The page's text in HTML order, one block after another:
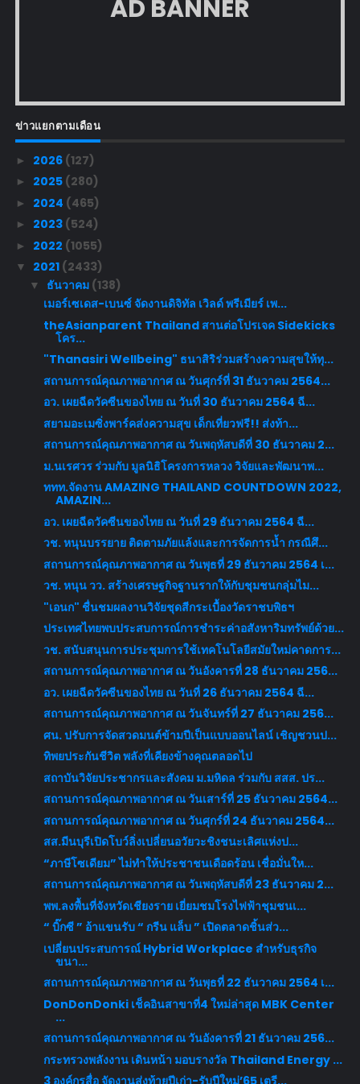
AD BANNER
ข่าวแยกตามเดือน
► 2026 (127)
► 2025 (280)
► 2024 (465)
► 2023 (524)
► 2022 (1055)
▼ 2021 (2433)
▼ ธันวาคม (138)
เมอร์เซเดส-เบนซ์ จัดงานดิจิทัล เวิลด์ พรีเมียร์ เพ...
theAsianparent Thailand สานต่อโปรเจค Sidekicks
โคร...
"Thanasiri Wellbeing" ธนาสิริร่วมสร้างความสุขให้ทุ...
สถานการณ์คุณภาพอากาศ ณ วันศุกร์ที่ 31 ธันวาคม 2564...
อว. เผยฉีดวัคซีนของไทย ณ วันที่ 30 ธันวาคม 2564 ฉี...
สยามอะเมซิ่งพาร์คส่งความสุข เด็กเที่ยวฟรี!! ส่งท้า...
สถานการณ์คุณภาพอากาศ ณ วันพฤหัสบดีที่ 30 ธันวาคม 2...
ม.นเรศวร ร่วมกับ มูลนิธิโครงการหลวง วิจัยและพัฒนาพ...
ททท.จัดงาน AMAZING THAILAND COUNTDOWN 2022,
AMAZIN...
อว. เผยฉีดวัคซีนของไทย ณ วันที่ 29 ธันวาคม 2564 ฉี...
วช. หนุนบรรยาย ติดตามภัยแล้งและการจัดการน้ำ กรณีศึ...
สถานการณ์คุณภาพอากาศ ณ วันพุธที่ 29 ธันวาคม 2564 เ...
วช. หนุน วว. สร้างเศรษฐกิจฐานรากให้กับชุมชนกลุ่มไม...
"เอนก" ชื่นชมผลงานวิจัยชุดสีกระเบื้องวัดราชบพิธฯ
ประเทศไทยพบประสบการณ์การชำระค่าอสังหาริมทรัพย์ด้วย...
วช. สนับสนุนการประชุมการใช้เทคโนโลยีสมัยใหม่คาดการ...
สถานการณ์คุณภาพอากาศ ณ วันอังคารที่ 28 ธันวาคม 256...
อว. เผยฉีดวัคซีนของไทย ณ วันที่ 26 ธันวาคม 2564 ฉี...
สถานการณ์คุณภาพอากาศ ณ วันจันทร์ที่ 27 ธันวาคม 256...
ศน. ปรับการจัดสวดมนต์ข้ามปีเป็นแบบออนไลน์ เชิญชวนป...
ทิพยประกันชีวิต พลังที่เคียงข้างคุณตลอดไป
สถาบันวิจัยประชากรและสังคม ม.มหิดล ร่วมกับ สสส. ปร...
สถานการณ์คุณภาพอากาศ ณ วันเสาร์ที่ 25 ธันวาคม 2564...
สถานการณ์คุณภาพอากาศ ณ วันศุกร์ที่ 24 ธันวาคม 2564...
สส.มีนบุรีเปิดโบว์ลิ่งเปลี่ยนอวัยวะชิงชนะเลิศแห่งป...
“ภาษีโซเดียม” ไม่ทำให้ประชาชนเดือดร้อน เชื่อมั่นให...
สถานการณ์คุณภาพอากาศ ณ วันพฤหัสบดีที่ 23 ธันวาคม 2...
พพ.ลงพื้นที่จังหวัดเชียงราย เยี่ยมชมโรงไฟฟ้าชุมชนเ...
“ บิ๊กซี ” อ้าแขนรับ “ กรีน แล็บ ” เปิดตลาดชิ้นส่ว...
เปลี่ยนประสบการณ์ Hybrid Workplace สำหรับธุรกิจ
ขนา...
สถานการณ์คุณภาพอากาศ ณ วันพุธที่ 22 ธันวาคม 2564 เ...
DonDonDonki เช็คอินสาขาที่4 ใหม่ล่าสุด MBK Center
...
สถานการณ์คุณภาพอากาศ ณ วันอังคารที่ 21 ธันวาคม 256...
กระทรวงพลังงาน เดินหน้า มอบรางวัล Thailand Energy ...
3 องค์กรสื่อ จัดงานส่งท้ายปีเก่า-รับปีใหม่’65 เตรี...